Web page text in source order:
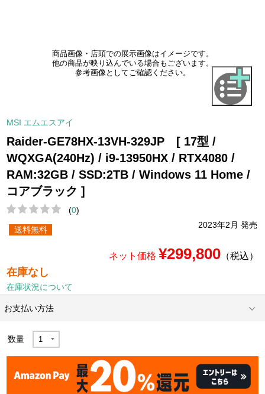
商品画像・店頭での展示画像はイメージです。
他の商品が映り込んでいる場合もございます。
参考画像としてご確認ください。
MSI エムエスアイ
Raider-GE78HX-13VH-329JP [ 17型 /
WQXGA(240Hz) / i9-13950HX / RTX4080 /
RAM:32GB / SSD:2TB / Windows 11 Home /
コアブラック ]
(0)
2023年2月 発売
送料無料
ネット価格 ¥299,800（税込）
在庫なし
在庫状況について
お支払い方法
数量